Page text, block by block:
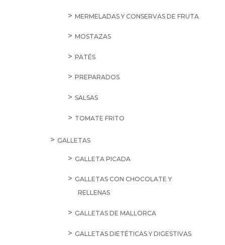
MERMELADAS Y CONSERVAS DE FRUTA
MOSTAZAS
PATÉS
PREPARADOS
SALSAS
TOMATE FRITO
GALLETAS
GALLETA PICADA
GALLETAS CON CHOCOLATE Y
RELLENAS
GALLETAS DE MALLORCA
GALLETAS DIETÉTICAS Y DIGESTIVAS